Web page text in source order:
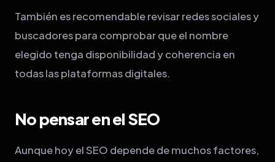
También es recomendable revisar redes sociales y
buscadores para comprobar que el nombre
elegido tenga disponibilidad y coherencia en
todas las plataformas digitales.
No pensar en el SEO
Aunque hoy el SEO depende de muchos factores,